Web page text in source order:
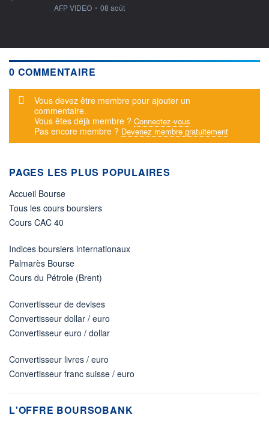
information fournie par
AFP VIDEO • 08 août
0 COMMENTAIRE
Message d'alerte
Vous devez être membre pour ajouter un
commentaire.
Vous êtes déjà membre ? Connectez-vous
Pas encore membre ? Devenez membre gratuitement
PAGES LES PLUS POPULAIRES
Accueil Bourse
Tous les cours boursiers
Cours CAC 40
Indices boursiers internationaux
Palmarès Bourse
Cours du Pétrole (Brent)
Convertisseur de devises
Convertisseur dollar / euro
Convertisseur euro / dollar
Convertisseur livres / euro
Convertisseur franc suisse / euro
L'OFFRE BOURSOBANK